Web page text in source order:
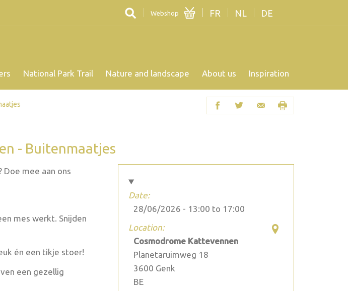
Webshop FR NL DE
National Park Trail Nature and landscape About us Inspiration
- Buitenmaatjes
Date:
28/06/2026 - 13:00 to 17:00
Location:
Cosmodrome Kattevennen
Planetaruimweg 18
3600 Genk
BE
Doe mee aan ons
mes werkt. Snijden
én een tikje stoer!
een gezellig